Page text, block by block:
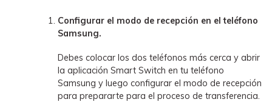
Configurar el modo de recepción en el teléfono
Samsung.
Debes colocar los dos teléfonos más cerca y abrir
la aplicación Smart Switch en tu teléfono
Samsung y luego configurar el modo de recepción
para prepararte para el proceso de transferencia.